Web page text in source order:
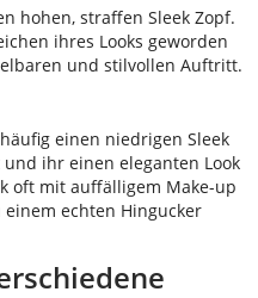
hohen, straffen Sleek Zopf.
ihres Looks geworden
und stilvollen Auftritt.
einen niedrigen Sleek
ihr einen eleganten Look
oft mit auffälligem Make-up
echten Hingucker